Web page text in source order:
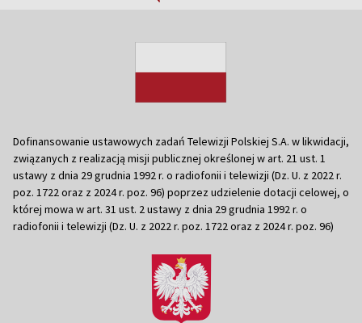
Dofinansowanie ustawowych zadań Telewizji Polskiej S.A. w likwidacji,
związanych z realizacją misji publicznej określonej w art. 21 ust. 1
ustawy z dnia 29 grudnia 1992 r. o radiofonii i telewizji (Dz. U. z 2022 r.
poz. 1722 oraz z 2024 r. poz. 96) poprzez udzielenie dotacji celowej, o
której mowa w art. 31 ust. 2 ustawy z dnia 29 grudnia 1992 r. o
radiofonii i telewizji (Dz. U. z 2022 r. poz. 1722 oraz z 2024 r. poz. 96)